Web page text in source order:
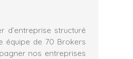
d’entreprise structuré
équipe de 70 Brokers
nos entreprises